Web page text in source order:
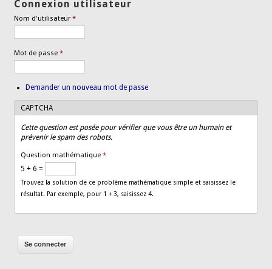
Connexion utilisateur
Nom d'utilisateur*
Mot de passe*
Demander un nouveau mot de passe
CAPTCHA
Cette question est posée pour vérifier que vous être un humain et
prévenir le spam des robots.
Question mathématique*
5 + 6 =
Trouvez la solution de ce problème mathématique simple et saisissez le
résultat. Par exemple, pour 1 + 3, saisissez 4.